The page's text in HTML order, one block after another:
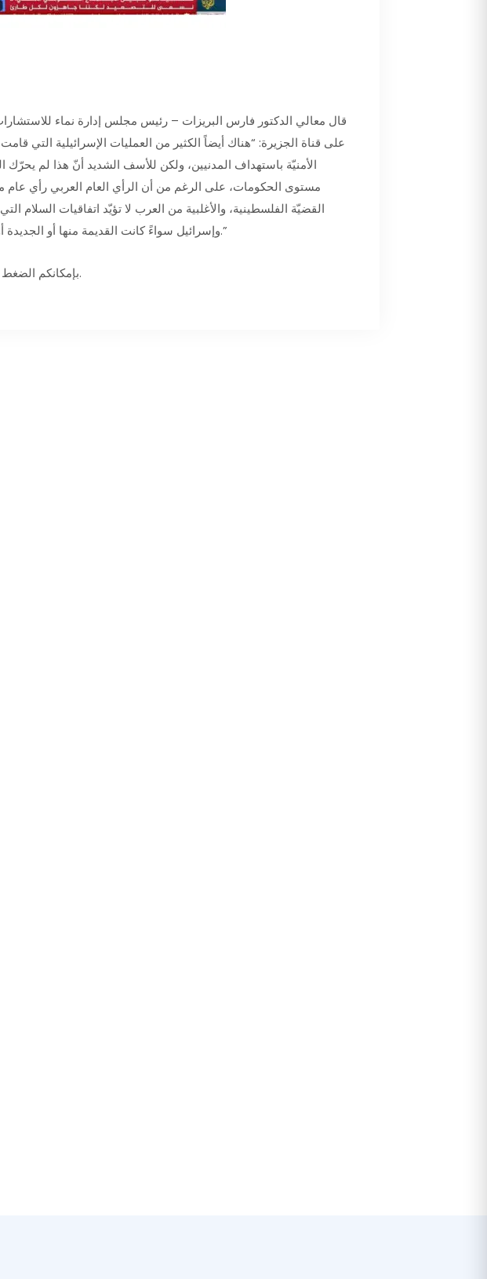
قال معالي الدكتور فارس البريزات – رئيس مجلس إدارة نماء للاستشارات
على قناة الجزيرة: “هناك أيضاً الكثير من العمليات الإسرائيلية التي
الأمنيّة باستهداف المدنيين، ولكن للأسف الشديد أنّ هذا لم يحرّك
مستوى الحكومات، على الرغم من أن الرأي العام العربي رأي
القضيّة الفلسطينية، والأغلبية من العرب لا تؤيّد اتفاقيات السلام
وإسرائيل سواءً كانت القديمة منها أو الجديدة أو ما عرف باتفاقيّات إبراهيم.”
بإمكانكم الضغطلمشاهدة فيديو المقابلة.